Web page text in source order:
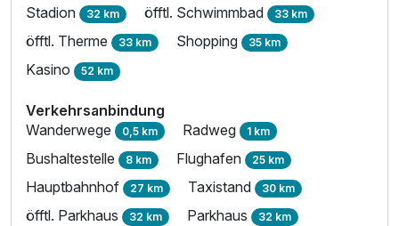
Stadion 32 km öfftl. Schwimmbad 33 km
öfftl. Therme 33 km Shopping 35 km
Kasino 52 km
Verkehrsanbindung
Wanderwege 0,5 km Radweg 1 km
Bushaltestelle 8 km Flughafen 25 km
Hauptbahnhof 27 km Taxistand 30 km
öfftl. Parkhaus 32 km Parkhaus 32 km